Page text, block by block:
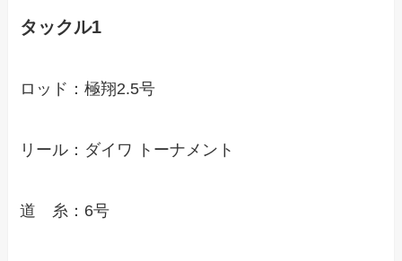
タックル1
ロッド：極翔2.5号
リール：ダイワ トーナメント
道 糸：6号